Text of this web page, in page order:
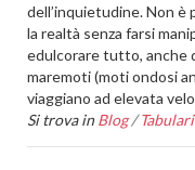
dell’inquietudine. Non è
la realtà senza farsi
edulcorare tutto, anche
maremoti (moti ondosi
viaggiano ad elevata
Si trova in Blog /